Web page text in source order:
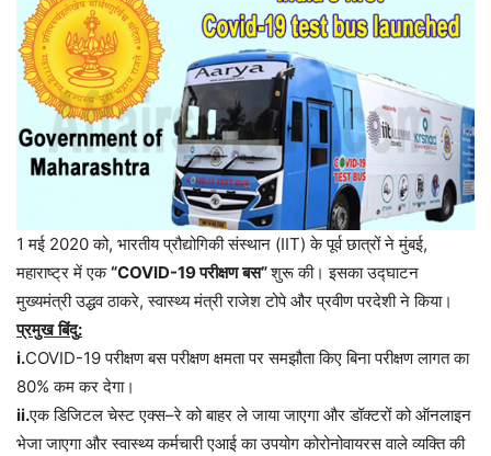
1 मई 2020 को, भारतीय प्रौद्योगिकी संस्थान (IIT) के पूर्व छात्रों ने मुंबई,
महाराष्ट्र में एक“COVID-19परीक्षण बस”शुरू की। इसका उद्घाटन
मुख्यमंत्री उद्धव ठाकरे, स्वास्थ्य मंत्री राजेश टोपे और प्रवीण परदेशी ने किया।
प्रमुख बिंदु:
i.COVID-19परीक्षण बस परीक्षण क्षमता पर समझौता किए बिना परीक्षण लागत का
80%कम कर देगा।
ii.एक डिजिटल चेस्ट एक्स–रे को बाहर ले जाया जाएगा और डॉक्टरों को ऑनलाइन
भेजा जाएगा और स्वास्थ्य कर्मचारी एआई का उपयोग कोरोनोवायरस वाले व्यक्ति की